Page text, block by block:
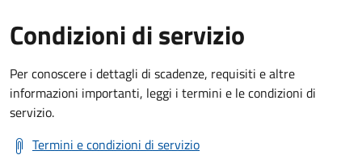
Condizioni di servizio
Per conoscere i dettagli di scadenze, requisiti e altre
informazioni importanti, leggi i termini e le condizioni di
servizio.
Termini e condizioni di servizio